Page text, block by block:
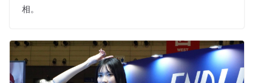
相。